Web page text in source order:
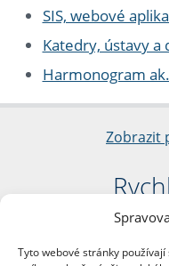
Tyto webové stránky
SIS, webové
Katedry, ústavy a
Harmonogram
Zobrazit
nám.